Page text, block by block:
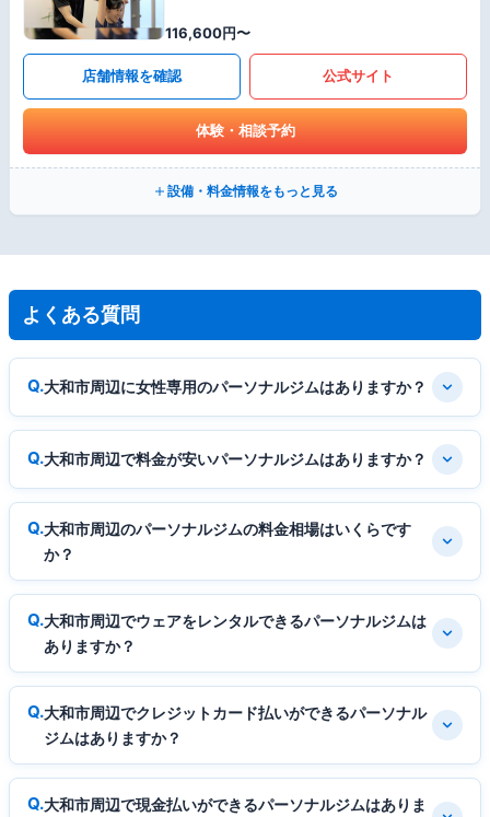
116,600円〜
店舗情報を確認 公式サイト
体験・相談予約
設備・料金情報をもっと見る
よくある質問
大和市周辺に女性専用のパーソナルジムはありますか？
大和市周辺で料金が安いパーソナルジムはありますか？
大和市周辺のパーソナルジムの料金相場はいくらです
か？
大和市周辺でウェアをレンタルできるパーソナルジムは
ありますか？
大和市周辺でクレジットカード払いができるパーソナル
ジムはありますか？
大和市周辺で現金払いができるパーソナルジムはありま